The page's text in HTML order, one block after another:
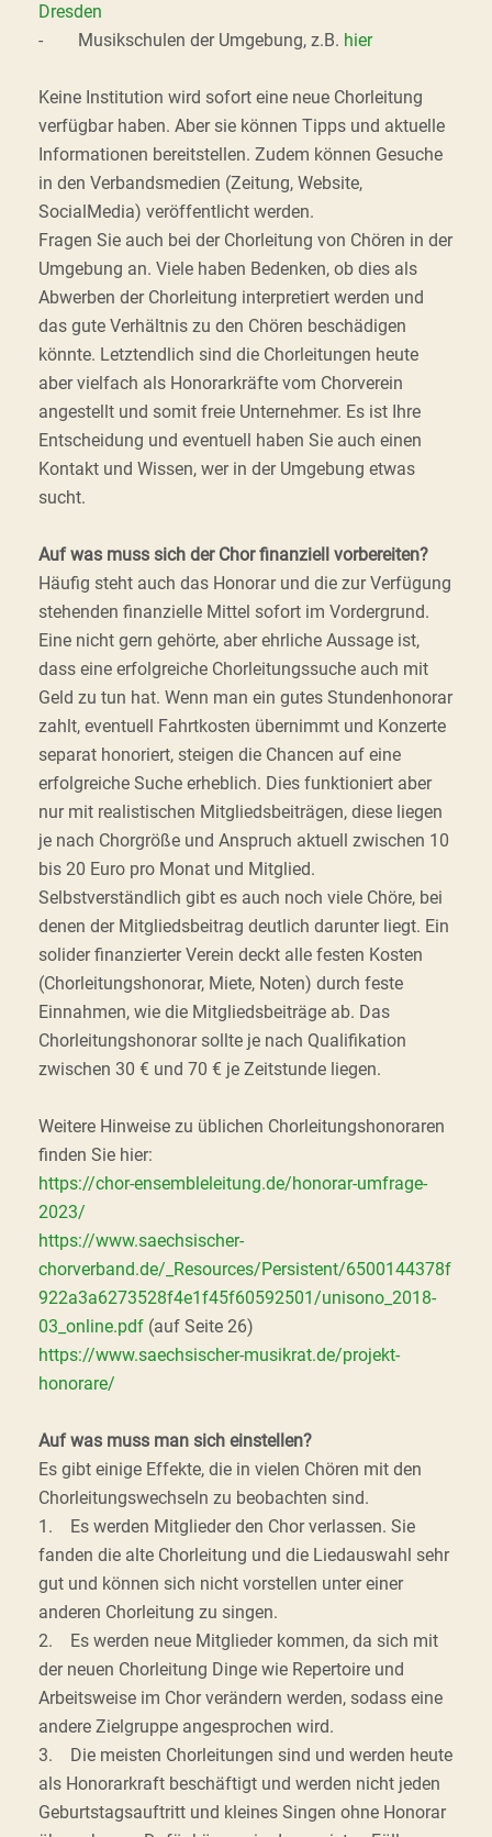
Dresden
- Musikschulen der Umgebung, z.B. hier
Keine Institution wird sofort eine neue Chorleitung
verfügbar haben. Aber sie können Tipps und aktuelle
Informationen bereitstellen. Zudem können Gesuche
in den Verbandsmedien (Zeitung, Website,
SocialMedia) veröffentlicht werden.
Fragen Sie auch bei der Chorleitung von Chören in der
Umgebung an. Viele haben Bedenken, ob dies als
Abwerben der Chorleitung interpretiert werden und
das gute Verhältnis zu den Chören beschädigen
könnte. Letztendlich sind die Chorleitungen heute
aber vielfach als Honorarkräfte vom Chorverein
angestellt und somit freie Unternehmer. Es ist Ihre
Entscheidung und eventuell haben Sie auch einen
Kontakt und Wissen, wer in der Umgebung etwas
sucht.
Auf was muss sich der Chor finanziell vorbereiten?
Häufig steht auch das Honorar und die zur Verfügung
stehenden finanzielle Mittel sofort im Vordergrund.
Eine nicht gern gehörte, aber ehrliche Aussage ist,
dass eine erfolgreiche Chorleitungssuche auch mit
Geld zu tun hat. Wenn man ein gutes Stundenhonorar
zahlt, eventuell Fahrtkosten übernimmt und Konzerte
separat honoriert, steigen die Chancen auf eine
erfolgreiche Suche erheblich. Dies funktioniert aber
nur mit realistischen Mitgliedsbeiträgen, diese liegen
je nach Chorgröße und Anspruch aktuell zwischen 10
bis 20 Euro pro Monat und Mitglied.
Selbstverständlich gibt es auch noch viele Chöre, bei
denen der Mitgliedsbeitrag deutlich darunter liegt. Ein
solider finanzierter Verein deckt alle festen Kosten
(Chorleitungshonorar, Miete, Noten) durch feste
Einnahmen, wie die Mitgliedsbeiträge ab. Das
Chorleitungshonorar sollte je nach Qualifikation
zwischen 30 € und 70 € je Zeitstunde liegen.
Weitere Hinweise zu üblichen Chorleitungshonoraren
finden Sie hier:
https://chor-ensembleleitung.de/honorar-umfrage-
2023/
https://www.saechsischer-
chorverband.de/_Resources/Persistent/6500144378f
922a3a6273528f4e1f45f60592501/unisono_2018-
03_online.pdf (auf Seite 26)
https://www.saechsischer-musikrat.de/projekt-
honorare/
Auf was muss man sich einstellen?
Es gibt einige Effekte, die in vielen Chören mit den
Chorleitungswechseln zu beobachten sind.
1. Es werden Mitglieder den Chor verlassen. Sie
fanden die alte Chorleitung und die Liedauswahl sehr
gut und können sich nicht vorstellen unter einer
anderen Chorleitung zu singen.
2. Es werden neue Mitglieder kommen, da sich mit
der neuen Chorleitung Dinge wie Repertoire und
Arbeitsweise im Chor verändern werden, sodass eine
andere Zielgruppe angesprochen wird.
3. Die meisten Chorleitungen sind und werden heute
als Honorarkraft beschäftigt und werden nicht jeden
Geburtstagsauftritt und kleines Singen ohne Honorar